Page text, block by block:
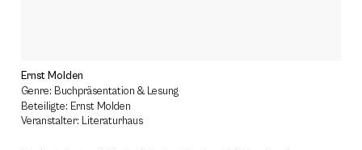
Ernst Molden
Genre: Buchpräsentation & Lesung
Beteiligte: Ernst Molden
Veranstalter: Literaturhaus